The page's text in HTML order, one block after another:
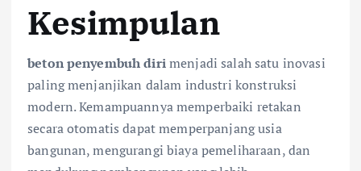
Kesimpulan
beton penyembuh dirimenjadi salah satu inovasi
paling menjanjikan dalam industri konstruksi
modern. Kemampuannya memperbaiki retakan
secara otomatis dapat memperpanjang usia
bangunan, mengurangi biaya pemeliharaan, dan